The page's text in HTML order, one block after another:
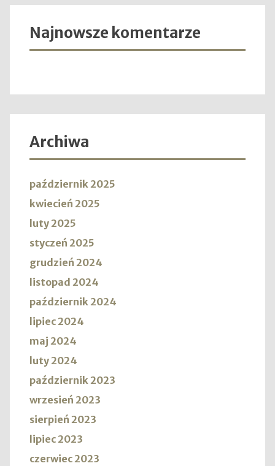
Najnowsze komentarze
Archiwa
październik 2025
kwiecień 2025
luty 2025
styczeń 2025
grudzień 2024
listopad 2024
październik 2024
lipiec 2024
maj 2024
luty 2024
październik 2023
wrzesień 2023
sierpień 2023
lipiec 2023
czerwiec 2023